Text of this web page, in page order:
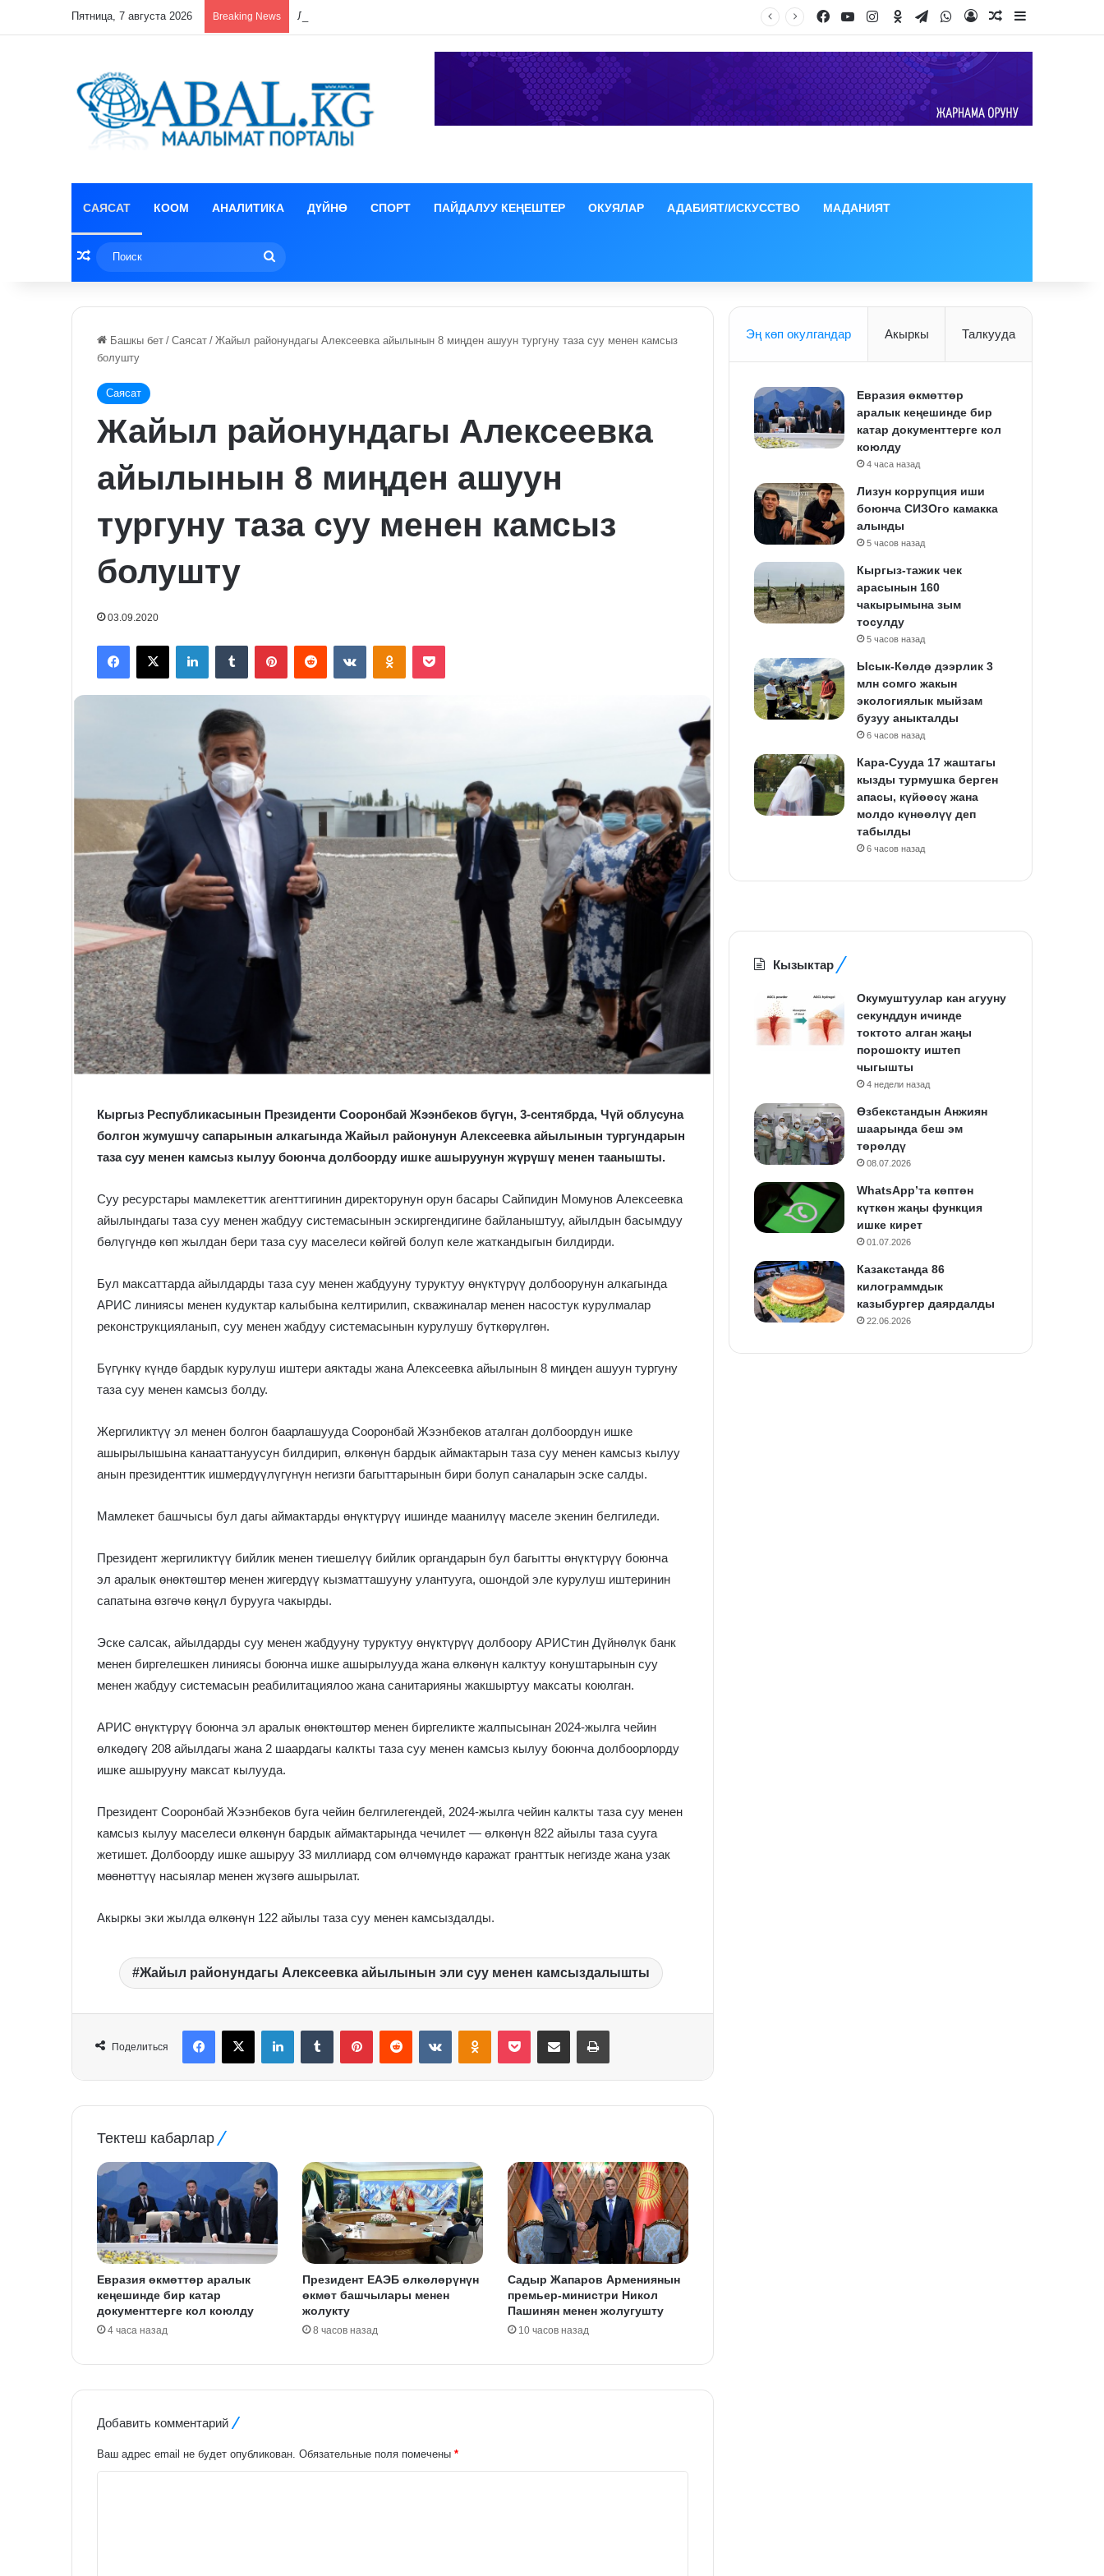
Пятница, 7 августа 2026 Breaking News Лизун коррупция иши боюнча СИЗОго камакка алынды Facebook
YouTubeInstagram
Odnoklassniki
TelegramWhatsApp
Log InRandom Article
Sidebar
САЯСАТ КООМ АНАЛИТИКА ДҮЙНӨ СПОРТ ПАЙДАЛУУ КЕҢЕШТЕР ОКУЯЛАР АДАБИЯТ/ИСКУССТВО МАДАНИЯТ
Random Article
Башкы бет / Саясат / Жайыл районундагы Алексеевка айылынын 8 миңден ашуун тургуну таза суу менен камсыз
болушту
Саясат
Жайыл районундагы Алексеевка
айылынын 8 миңден ашуун
тургуну таза суу менен камсыз
болушту
03.09.2020
FacebookX LinkedInTumblr PinterestReddit VKontakteOdnoklassniki
Pocket
Кыргыз Республикасынын Президенти Сооронбай Жээнбеков бүгүн, 3-сентябрда, Чүй облусуна
болгон жумушчу сапарынын алкагында Жайыл районунун Алексеевка айылынын тургундарын
таза суу менен камсыз кылуу боюнча долбоорду ишке ашыруунун жүрүшү менен таанышты.
Суу ресурстары мамлекеттик агенттигинин директорунун орун басары Сайпидин Момунов Алексеевка
айылындагы таза суу менен жабдуу системасынын эскиргендигине байланыштуу, айылдын басымдуу
бөлүгүндө көп жылдан бери таза суу маселеси көйгөй болуп келе жаткандыгын билдирди.
Бул максаттарда айылдарды таза суу менен жабдууну туруктуу өнүктүрүү долбоорунун алкагында
АРИС линиясы менен кудуктар калыбына келтирилип, скважиналар менен насостук курулмалар
реконструкцияланып, суу менен жабдуу системасынын курулушу бүткөрүлгөн.
Бүгүнкү күндө бардык курулуш иштери аяктады жана Алексеевка айылынын 8 миңден ашуун тургуну
таза суу менен камсыз болду.
Жергиликтүү эл менен болгон баарлашууда Сооронбай Жээнбеков аталган долбоордун ишке
ашырылышына канааттануусун билдирип, өлкөнүн бардык аймактарын таза суу менен камсыз кылуу
анын президенттик ишмердүүлүгүнүн негизги багыттарынын бири болуп саналарын эске салды.
Мамлекет башчысы бул дагы аймактарды өнүктүрүү ишинде маанилүү маселе экенин белгиледи.
Президент жергиликтүү бийлик менен тиешелүү бийлик органдарын бул багытты өнүктүрүү боюнча
эл аралык өнөктөштөр менен жигердүү кызматташууну улантууга, ошондой эле курулуш иштеринин
сапатына өзгөчө көңүл бурууга чакырды.
Эске салсак, айылдарды суу менен жабдууну туруктуу өнүктүрүү долбоору АРИСтин Дүйнөлүк банк
менен биргелешкен линиясы боюнча ишке ашырылууда жана өлкөнүн калктуу конуштарынын суу
менен жабдуу системасын реабилитациялоо жана санитарияны жакшыртуу максаты коюлган.
АРИС өнүктүрүү боюнча эл аралык өнөктөштөр менен биргеликте жалпысынан 2024-жылга чейин
өлкөдөгү 208 айылдагы жана 2 шаардагы калкты таза суу менен камсыз кылуу боюнча долбоорлорду
ишке ашырууну максат кылууда.
Президент Сооронбай Жээнбеков буга чейин белгилегендей, 2024-жылга чейин калкты таза суу менен
камсыз кылуу маселеси өлкөнүн бардык аймактарында чечилет — өлкөнүн 822 айылы таза сууга
жетишет. Долбоорду ишке ашыруу 33 миллиард сом өлчөмүндө каражат гранттык негизде жана узак
мөөнөттүү насыялар менен жүзөгө ашырылат.
Акыркы эки жылда өлкөнүн 122 айылы таза суу менен камсыздалды.
Жайыл районундагы Алексеевка айылынын эли суу менен камсыздалышты
Поделиться
FacebookX LinkedInTumblr PinterestReddit VKontakteOdnoklassniki
Pocket Share via Email Print
Тектеш кабарлар
Евразия өкмөттөр аралык
кеңешинде бир катар
документтерге кол коюлду
4 часа назад
Президент ЕАЭБ өлкөлөрүнүн
өкмөт башчылары менен
жолукту
8 часов назад
Садыр Жапаров Армениянын
премьер-министри Никол
Пашинян менен жолугушту
10 часов назад
Добавить комментарий
Ваш адрес email не будет опубликован. Обязательные поля помечены *
Эң көп окулгандар Акыркы Талкууда
Евразия өкмөттөр
аралык кеңешинде бир
катар документтерге кол
коюлду
4 часа назад
Лизун коррупция иши
боюнча СИЗОго камакка
алынды
5 часов назад
Кыргыз-тажик чек
арасынын 160
чакырымына зым
тосулду
5 часов назад
Ысык-Көлдө дээрлик 3
млн сомго жакын
экологиялык мыйзам
бузуу аныкталды
6 часов назад
Кара-Сууда 17 жаштагы
кызды турмушка берген
апасы, күйөөсү жана
молдо күнөөлүү деп
табылды
6 часов назад
Кызыктар
Окумуштуулар кан агууну
секунддун ичинде
токтото алган жаңы
порошокту иштеп
чыгышты
4 недели назад
Өзбекстандын Анжиян
шаарында беш эм
төрөлдү
08.07.2026
WhatsApp’та көптөн
күткөн жаңы функция
ишке кирет
01.07.2026
Казакстанда 86
килограммдык
казыбургер даярдалды
22.06.2026